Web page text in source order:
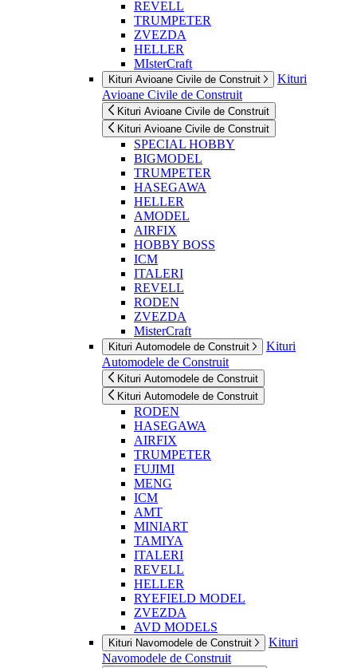
REVELL
TRUMPETER
ZVEZDA
HELLER
MIsterCraft
Kituri Avioane Civile de Construit
Kituri
Avioane Civile de Construit
Kituri Avioane Civile de Construit
Kituri Avioane Civile de Construit
SPECIAL HOBBY
BIGMODEL
TRUMPETER
HASEGAWA
HELLER
AMODEL
AIRFIX
HOBBY BOSS
ICM
ITALERI
REVELL
RODEN
ZVEZDA
MisterCraft
Kituri Automodele de Construit
Kituri
Automodele de Construit
Kituri Automodele de Construit
Kituri Automodele de Construit
RODEN
HASEGAWA
AIRFIX
TRUMPETER
FUJIMI
MENG
ICM
AMT
MINIART
TAMIYA
ITALERI
REVELL
HELLER
RYEFIELD MODEL
ZVEZDA
AVD MODELS
Kituri Navomodele de Construit
Kituri
Navomodele de Construit